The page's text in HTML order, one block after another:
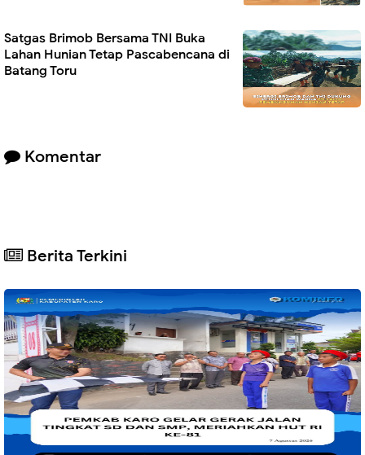
Satgas Brimob Bersama TNI Buka
Lahan Hunian Tetap Pascabencana di
Batang Toru
Komentar
Berita Terkini